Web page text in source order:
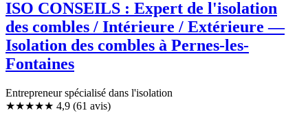
ISO CONSEILS : Expert de l'isolation
des combles / Intérieure / Extérieure —
Isolation des combles à Pernes-les-
Fontaines
Entrepreneur spécialisé dans l'isolation
★★★★★ 4,9 (61 avis)